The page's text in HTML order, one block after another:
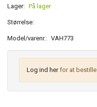
Lager: På lager
Størrelse:
Model/varenr.: VAH773
Log ind herfor at bestille